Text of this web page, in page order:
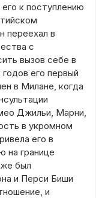
к поступлению
переехал в
с
вызов себе в
его первый
в Милане, когда
Джильи, Марни,
в укромном
его в
на границе
был
и Перси Биши
и